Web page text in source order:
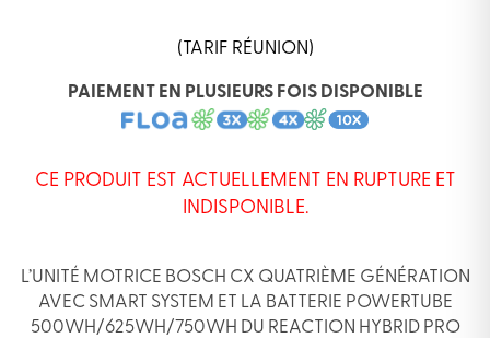
(TARIF RÉUNION)
PAIEMENT EN PLUSIEURS FOIS DISPONIBLE
CE PRODUIT EST ACTUELLEMENT EN RUPTURE ET
INDISPONIBLE.
L’UNITÉ MOTRICE BOSCH CX QUATRIÈME GÉNÉRATION
AVEC SMART SYSTEM ET LA BATTERIE POWERTUBE
500WH/625WH/750WH DU REACTION HYBRID PRO